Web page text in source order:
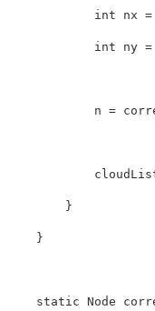
int nx =
int ny =
            n
=
}
}
static Node